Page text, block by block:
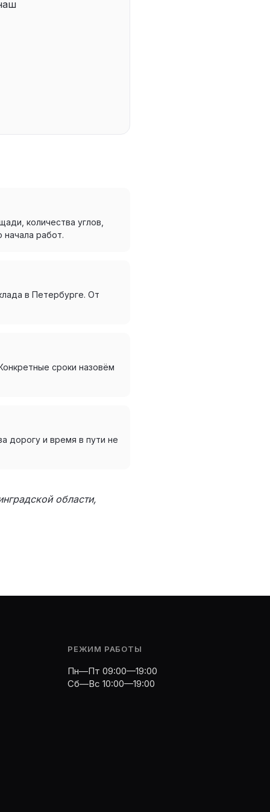
количества углов,
работ.
в Петербурге. От
сроки назовём
дорогу и время в пути не
области,
РЕЖИМ РАБОТЫ
Пн—Пт 09:00—19:00
Сб—Вс 10:00—19:00